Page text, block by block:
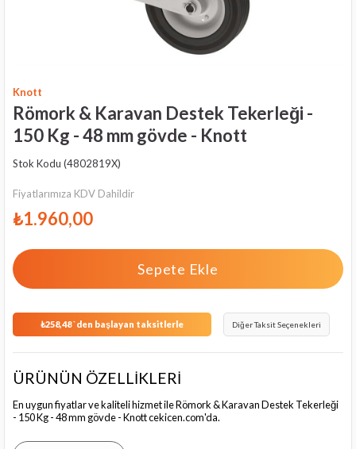
Knott
Römork & Karavan Destek Tekerleği -
150 Kg - 48 mm gövde - Knott
Stok Kodu (4802819X)
Fiyatlarımıza KDV Dahildir
₺1.960,00
₺258,48`den başlayan taksitlerle Diğer Taksit Seçenekleri
ÜRÜNÜN ÖZELLİKLERİ
En uygun fiyatlar ve kaliteli hizmet ile Römork & Karavan Destek Tekerleği
- 150 Kg - 48 mm gövde - Knott cekicen.com'da.